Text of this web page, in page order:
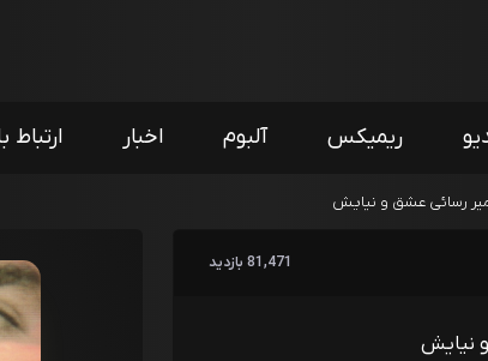
ریمیکس آلبوم اخبار ارتباط
رسائی عشق و نیایش
81,471 بازدید
نیایش